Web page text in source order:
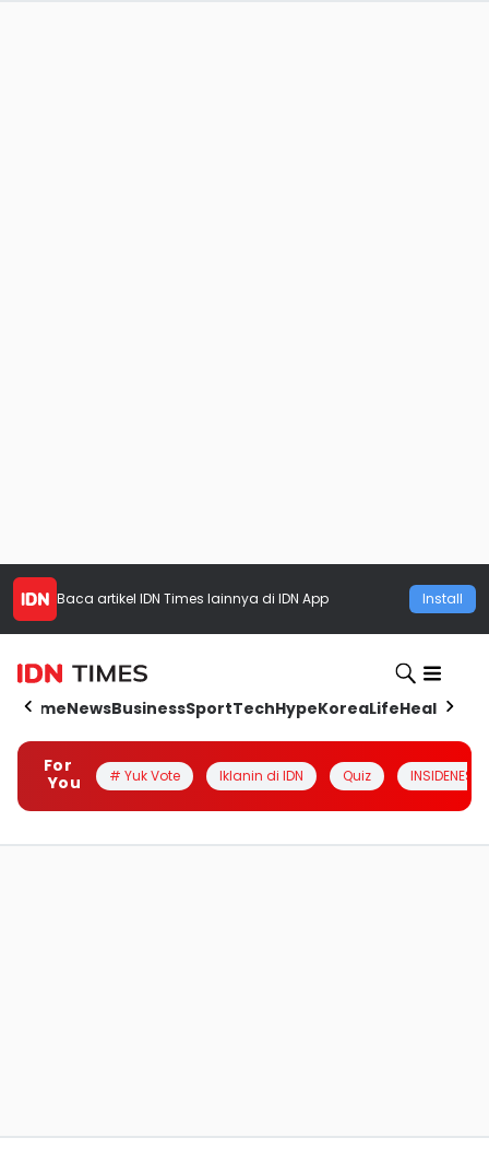
Baca artikel IDN Times lainnya di IDN App Install
HomeNewsBusinessSportTechHypeKoreaLifeHealth
For
You
# Yuk Vote Iklanin di IDN Quiz INSIDENESIA